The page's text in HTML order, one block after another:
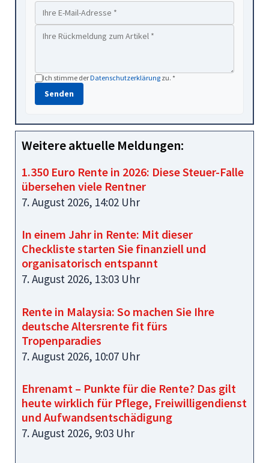
Ich stimme derDatenschutzerklärung zu. *
Senden
Weitere aktuelle Meldungen:
1.350 Euro Rente in 2026: Diese Steuer-Falle
übersehen viele Rentner
7. August 2026, 14:02 Uhr
In einem Jahr in Rente: Mit dieser
Checkliste starten Sie finanziell und
organisatorisch entspannt
7. August 2026, 13:03 Uhr
Rente in Malaysia: So machen Sie Ihre
deutsche Altersrente fit fürs
Tropenparadies
7. August 2026, 10:07 Uhr
Ehrenamt – Punkte für die Rente? Das gilt
heute wirklich für Pflege, Freiwilligendienst
und Aufwandsentschädigung
7. August 2026, 9:03 Uhr